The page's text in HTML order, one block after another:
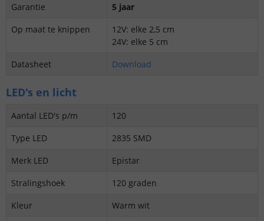
Garantie
5 jaar
Op maat te knippen
12V: elke 2,5 cm
24V: elke 5 cm
Datasheet
Download
LED's en licht
Aantal LED's p/m
120
Type LED
2835 SMD
Merk LED
Epistar
Stralingshoek
120 graden
Kleur
Warm wit